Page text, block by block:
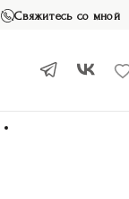
Свяжитесь со мной